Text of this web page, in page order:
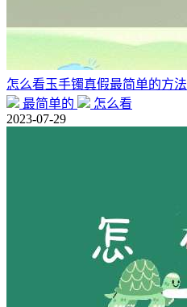
怎么看玉手镯真假最简单的方法
最简单的
怎么看
2023-07-29